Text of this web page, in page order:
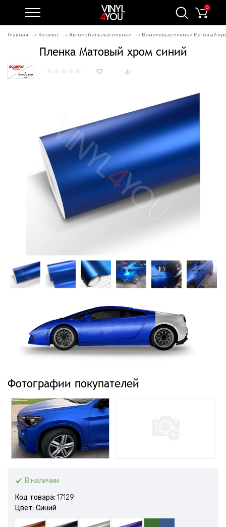
0
Главная Каталог Автомобильные пленки Виниловые пленки Матовый
Пленка Матовый хром синий
Фотографии покупателей
В наличии
Код товара: 17129
Цвет: Синий